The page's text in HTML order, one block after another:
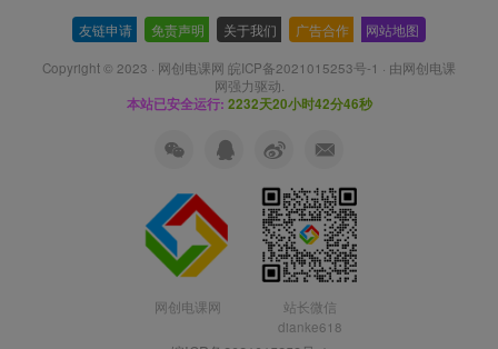
友链申请 免责声明 关于我们 广告合作 网站地图
Copyright © 2023 · 网创电课网 皖ICP备2021015253号-1 · 由网创电课
网强力驱动.
本站已安全运行: 2232天20小时42分46秒
网创电课网
站长微信
dianke618